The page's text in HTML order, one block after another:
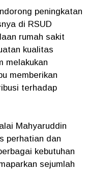
peningkatan
di RSUD
rumah sakit
kualitas
melakukan
memberikan
terhadap
Mahyaruddin
perhatian dan
kebutuhan
sejumlah